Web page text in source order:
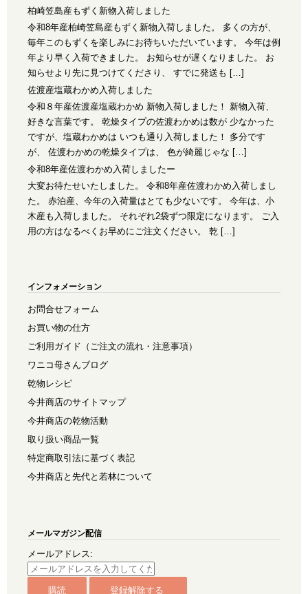
柏崎笠島産もずく新物入荷しました
令和8年産柏崎笠島産もずく新物入荷しました。 多くの方が、
毎年このもずくを楽しみにお待ちいただいています。 今年は例
年より早く入荷できました。 お知らせが遅くなりました。 お
知らせより先に見つけてくださり、 すでに発送も […]
佐渡産塩蔵わかめ入荷しました
令和８年産佐渡産塩蔵わかめ 新物入荷しました！ 新物入荷、
好きな言葉です。 乾燥タイプの佐渡わかめは数が 少なかった
ですが、塩蔵わかめは いつも通り入荷しました！ 多分です
が、 佐渡わかめの乾燥タイプは、 色が綺麗じゃな […]
令和8年産佐渡わかめ入荷しましたー
大変お待たせいたしました。 令和8年産佐渡わかめ入荷しまし
た。 赤泊産、今年の入荷量はとても少ないです。 今年は、小
木産も入荷しました。 それぞれ2袋ずつ限定になります。 ご入
用の方はなるべくお早めにご注文ください。 乾 […]
インフォメーション
お問合せフォーム
お買い物の仕方
ご利用ガイド（ご注文の流れ・注意事項）
ワニコ母さんブログ
乾物レシピ
今井商店のサイトマップ
今井商店の乾物活動
取り扱い商品一覧
特定商取引法に基づく表記
今井商店と先代と若林について
メールマガジン配信
メールアドレス: